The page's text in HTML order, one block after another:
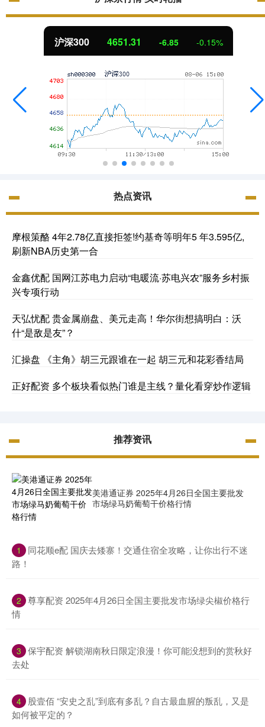
4651.31 -6.85 -0.15%
热点资讯
摩根策酪 4年2.78亿直接拒签!约基奇等明年5 年3.595亿,
刷新NBA历史第一合
金鑫优配 国网江苏电力启动“电暖流·苏电兴农”服务乡村振
兴专项行动
天弘忧配 贵金属崩盘、美元走高！华尔街想搞明白：沃
什“是敌是友”？
汇操盘 《主角》胡三元跟谁在一起 胡三元和花彩香结局
正好配资 多个板块看似热门谁是主线？量化看穿炒作逻辑
推荐资讯
美港通证券 2025年4月26日全国主要批发
市场绿马奶葡萄干价格行情
1
​同花顺e配 国庆去矮寨！交通住宿全攻略，让你出行不迷
路！
2 ​尊享配资 2025年4月26日全国主要批发市场绿尖椒价格行
情
3 ​保宇配资 解锁湖南秋日限定浪漫！你可能没想到的赏秋好
去处
4
​股壹佰 “安史之乱”到底有多乱？自古最血腥的叛乱，又是
如何被平定的？